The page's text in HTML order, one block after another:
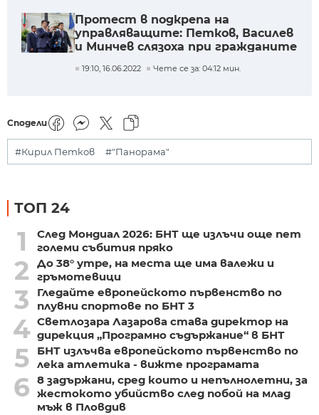
Протест в подкрепа на
управляващите: Петков, Василев
и Минчев слязоха при гражданите
19:10, 16.06.2022 Чете се за: 04:12 мин.
Сподели
#Кирил Петков #"Панорама"
ТОП 24
1
След Мондиал 2026: БНТ ще излъчи още пет
големи събития пряко
2
До 38° утре, на места ще има валежи и
гръмотевици
3
Гледайте европейското първенство по
плувни спортове по БНТ 3
4 Светлозара Лазарова става директор на
дирекция „Програмно съдържание“ в БНТ
5
БНТ излъчва европейското първенство по
лека атлетика - вижте програмата
6 8 задържани, сред които и непълнолетни, за
жестокото убийство след побой на млад
мъж в Пловдив